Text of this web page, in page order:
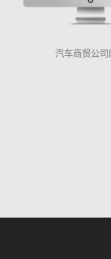
汽车商贸公司